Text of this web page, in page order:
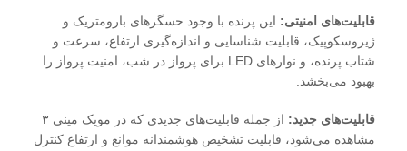
قابلیت‌های امنیتی: این پرنده با وجود حسگرهای بارومتریک و
ژیروسکوپیک، قابلیت شناسایی و اندازه‌گیری ارتفاع، سرعت و
شتاب پرنده، و نوارهای LED برای پرواز در شب، امنیت پرواز را
بهبود می‌بخشد.
قابلیت‌های جدید:
از جمله قابلیت‌های جدیدی که در مویک مینی ۳
مشاهده می‌شود، قابلیت تشخیص هوشمندانه موانع و ارتفاع کنترل